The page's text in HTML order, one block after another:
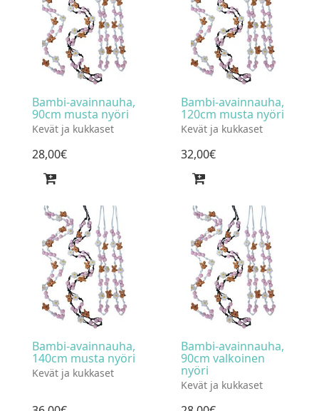
Bambi-avainnauha,
90cm musta nyöri
Kevät ja kukkaset
28,00€
Bambi-avainnauha,
120cm musta nyöri
Kevät ja kukkaset
32,00€
Bambi-avainnauha,
140cm musta nyöri
Kevät ja kukkaset
Bambi-avainnauha,
90cm valkoinen
nyöri
Kevät ja kukkaset